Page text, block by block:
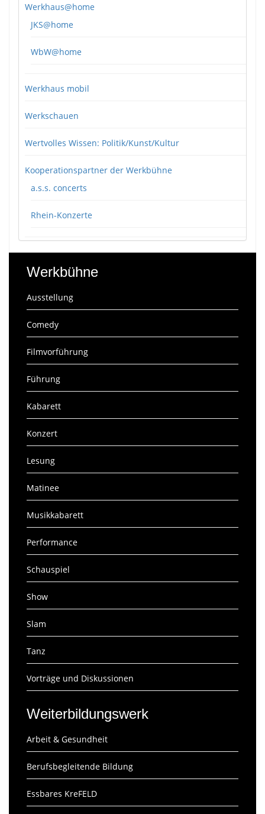
Werkhaus@home
JKS@home
WbW@home
Werkhaus mobil
Werkschauen
Wertvolles Wissen: Politik/Kunst/Kultur
Kooperationspartner der Werkbühne
a.s.s. concerts
Rhein-Konzerte
Werkbühne
Ausstellung
Comedy
Filmvorführung
Führung
Kabarett
Konzert
Lesung
Matinee
Musikkabarett
Performance
Schauspiel
Show
Slam
Tanz
Vorträge und Diskussionen
Weiterbildungswerk
Arbeit & Gesundheit
Berufsbegleitende Bildung
Essbares KreFELD